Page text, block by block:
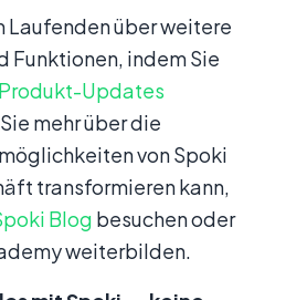
Laufenden über weitere
Funktionen, indem Sie
Produkt-Updates
mehr über die
von Spoki
transformieren kann,
Blog besuchen oder
weiterbilden.